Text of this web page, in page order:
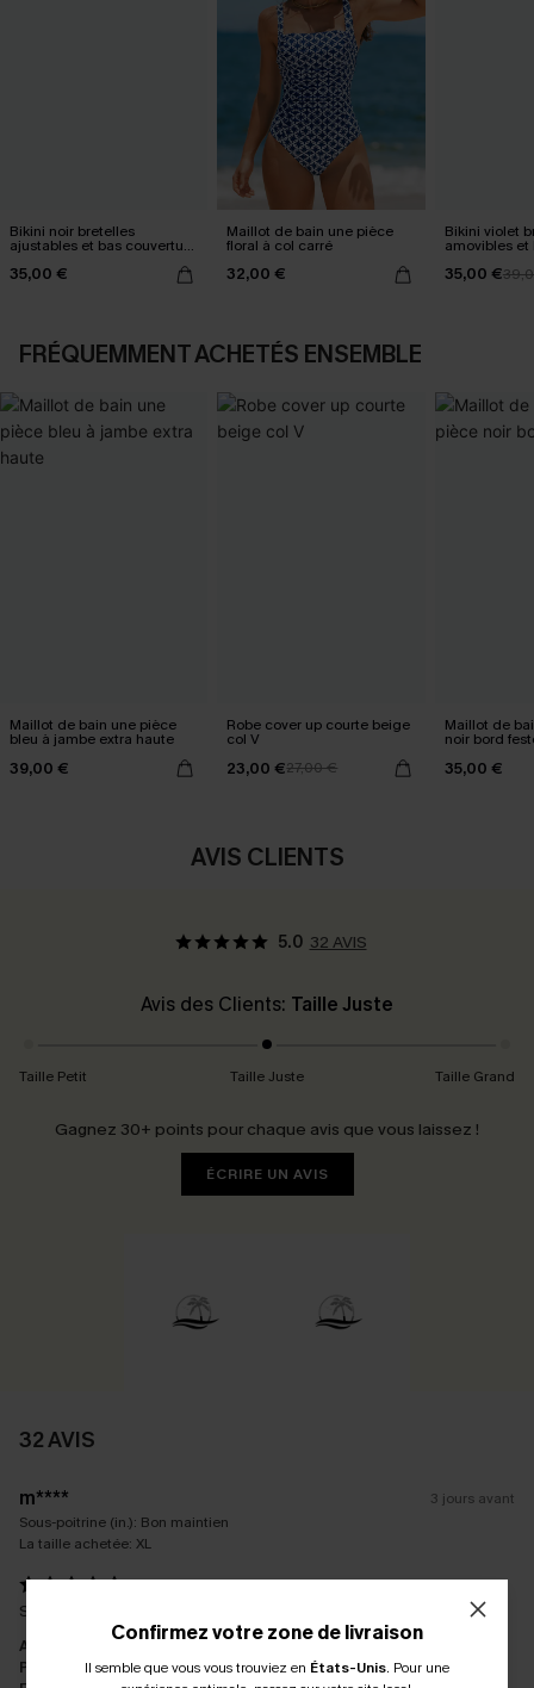
Bikini noir bretelles
ajustables et bas couverture
classique
35,00 €
Maillot de bain une pièce
floral à col carré
32,00 €
Bikini violet
amovibles et
35,00 €
FRÉQUEMMENT ACHETÉS ENSEMBLE
Maillot de bain une pièce
bleu à jambe extra haute
39,00 €
Robe cover up courte beige
col V
23,00 €27,00 €
Maillot de
noir bord
35,00 €
AVIS CLIENTS
5.0 32 AVIS
Avis des Clients: Taille Juste
Taille Petit Taille Juste Taille Grand
Gagnez 30+ points pour chaque avis que vous laissez !
ÉCRIRE UN AVIS
32 AVIS
m****
3 jours avant
Sous-poitrine (in.): Bon maintien
La taille achetée: XL
Superbe. Envoie rapide. Je recommande.
Apparence:
Très satisfait
Performance:Répond aux attentes
Confirmez votre zone de livraison
Il semble que vous vous trouviez en États-Unis. Pour une